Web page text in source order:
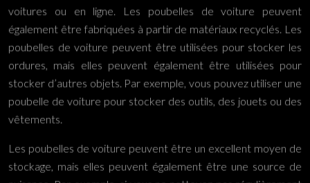
voitures ou en ligne. Les poubelles de voiture peuvent
également être fabriquées à partir de matériaux recyclés. Les
poubelles de voiture peuvent être utilisées pour stocker les
ordures, mais elles peuvent également être utilisées pour
stocker d’autres objets. Par exemple, vous pouvez utiliser une
poubelle de voiture pour stocker des outils, des jouets ou des
vêtements.
Les poubelles de voiture peuvent être un excellent moyen de
stockage, mais elles peuvent également être une source de